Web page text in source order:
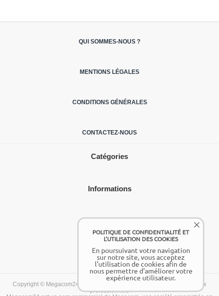
POLITIQUE DE CONFIDENTIALITÉ ET
L'UTILISATION DES COOKIES
En poursuivant votre navigation
sur notre site, vous acceptez
l'utilisation de cookies afin de
nous permettre d'améliorer votre
expérience utilisateur.
QUI SOMMES-NOUS ?
MENTIONS LÉGALES
CONDITIONS GÉNÉRALES
CONTACTEZ-NOUS
Catégories
Informations
Mon compte
Megacom24
Copyright © Megacom24 2016-2026 • Site destiné aux entreprises et aux
professionnels